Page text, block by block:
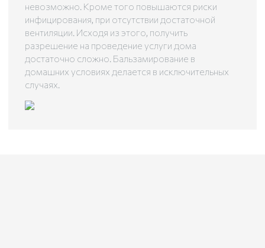
невозможно. Кроме того повышаются риски
инфицирования, при отсутствии достаточной
вентиляции. Исходя из этого, получить
разрешение на проведение услуги дома
достаточно сложно. Бальзамирование в
домашних условиях делается в исключительных
случаях.